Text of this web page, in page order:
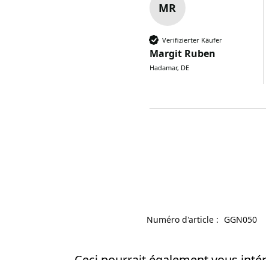
MR
Verifizierter Käufer
Margit Ruben
Hadamar, DE
Numéro d'article : GGN050